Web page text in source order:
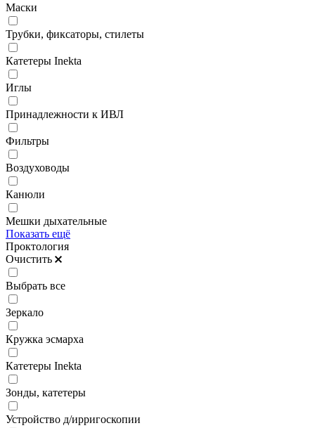
Маски
Трубки, фиксаторы, стилеты
Катетеры Inekta
Иглы
Принадлежности к ИВЛ
Фильтры
Воздуховоды
Канюли
Мешки дыхательные
Показать ещё
Проктология
Очистить
Выбрать все
Зеркало
Кружка эсмарха
Катетеры Inekta
Зонды, катетеры
Устройство д/ирригоскопии